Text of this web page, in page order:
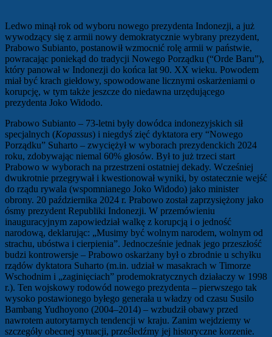
Ledwo minął rok od wyboru nowego prezydenta Indonezji, a już
wywodzący się z armii nowy demokratycznie wybrany prezydent,
Prabowo Subianto, postanowił wzmocnić rolę armii w państwie,
powracając poniekąd do tradycji Nowego Porządku (“Orde Baru”),
który panował w Indonezji do końca lat 90. XX wieku. Powodem
miał być krach giełdowy, spowodowane licznymi oskarżeniami o
korupcję, w tym także jeszcze do niedawna urzędującego
prezydenta Joko Widodo.
Prabowo Subianto – 73-letni były dowódca indonezyjskich sił
specjalnych (Kopassus) i niegdyś zięć dyktatora ery “Nowego
Porządku” Suharto – zwyciężył w wyborach prezydenckich 2024
roku, zdobywając niemal 60% głosów. Był to już trzeci start
Prabowo w wyborach na przestrzeni ostatniej dekady. Wcześniej
dwukrotnie przegrywał i kwestionował wyniki, by ostatecznie wejść
do rządu rywala (wspomnianego Joko Widodo) jako minister
obrony. 20 października 2024 r. Prabowo został zaprzysiężony jako
ósmy prezydent Republiki Indonezji. W przemówieniu
inauguracyjnym zapowiedział walkę z korupcją i o jedność
narodową, deklarując: „Musimy być wolnym narodem, wolnym od
strachu, ubóstwa i cierpienia”. Jednocześnie jednak jego przeszłość
budzi kontrowersje – Prabowo oskarżany był o zbrodnie u schyłku
rządów dyktatora Suharto (m.in. udział w masakrach w Timorze
Wschodnim i „zaginięciach” prodemokratycznych działaczy w 1998
r.). Ten wojskowy rodowód nowego prezydenta – pierwszego tak
wysoko postawionego byłego generała u władzy od czasu Susilo
Bambang Yudhoyono (2004–2014) – wzbudził obawy przed
nawrotem autorytarnych tendencji w kraju. Zanim wejdziemy w
szczegóły obecnej sytuacji, prześledźmy jej historyczne korzenie.